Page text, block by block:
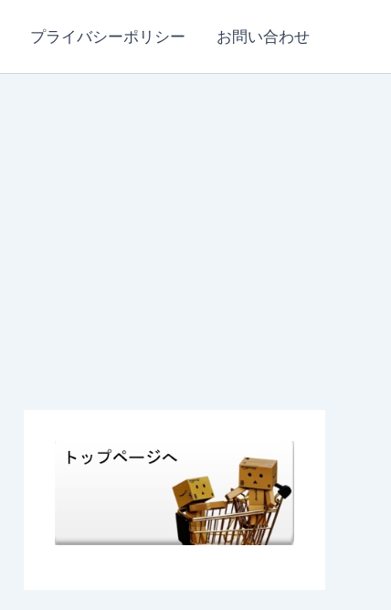
プライバシーポリシー お問い合わせ